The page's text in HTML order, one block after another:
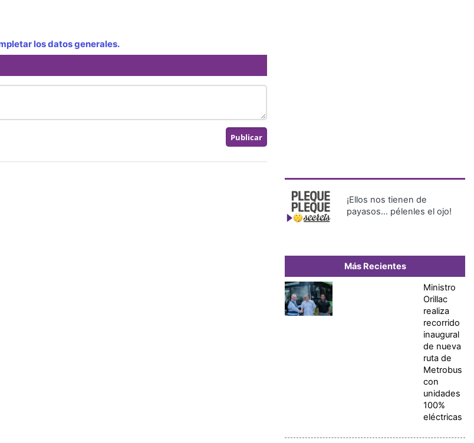
los datos generales.
¡Ellos nos tienen de
payasos… pélenles el ojo!
Más Recientes
Ministro
Orillac
realiza
recorrido
inaugural
de nueva
ruta de
Metrobus
con
unidades
100%
eléctricas